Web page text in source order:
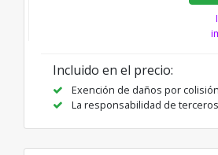
Incluido en el precio:
Exención de daños por
La responsabilidad de